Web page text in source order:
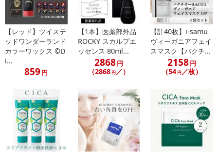
【レッド】ツイステ
ッドワンダーランド
カラーワックス ©D
i...
859円
【1本】医薬部外品
ROCKY スカルプエ
ッセンス 80ml...
2868円
（2868 円／）
【計40枚】i-samu
ヴィーガニアフェイ
スマスク【バクチ...
2158円
（54 円／枚）